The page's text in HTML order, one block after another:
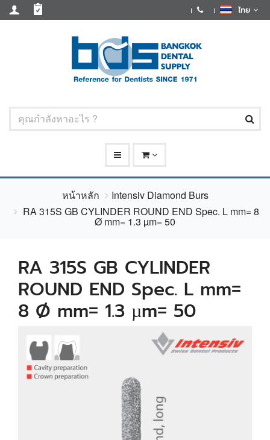
ไทย
หน้าหลัก
Intensiv Diamond Burs
RA 315S GB CYLINDER ROUND END Spec. L mm= 8
Ø mm= 1.3 µm= 50
RA 315S GB CYLINDER
ROUND END Spec. L mm=
8 Ø mm= 1.3 µm= 50